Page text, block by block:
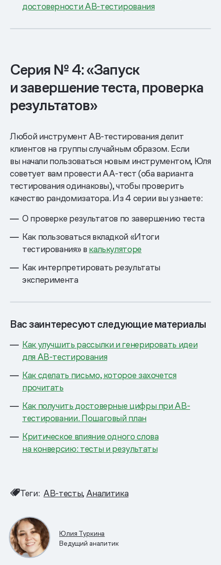
достоверности АB-тестирования
Серия № 4: «Запуск
и завершение теста, проверка
результатов»
Любой инструмент АВ-тестирования делит
клиентов на группы случайным образом. Если
вы начали пользоваться новым инструментом, Юля
советует вам провести АА-тест (оба варианта
тестирования одинаковы), чтобы проверить
качество рандомизатора. Из 4 серии вы узнаете:
О проверке результатов по завершению теста
Как пользоваться вкладкой «Итоги
тестирования» в калькуляторе
Как интерпретировать результаты
эксперимента
Вас заинтересуют следующие материалы
Как улучшить рассылки и генерировать идеи
для AB-тестирования
Как сделать письмо, которое захочется
прочитать
Как получить достоверные цифры при AB-
тестировании. Пошаговый план
Критическое влияние одного слова
на конверсию: тесты и результаты
Теги: AB-тесты Аналитика
Юлия Туркина
Ведущий аналитик